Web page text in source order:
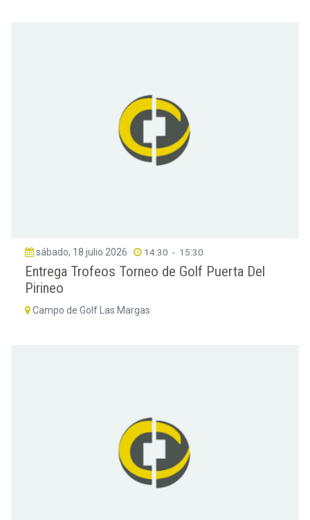
sábado, 18 julio 2026 14:30 - 15:30
Entrega Trofeos Torneo de Golf Puerta Del
Pirineo
Campo de Golf Las Margas